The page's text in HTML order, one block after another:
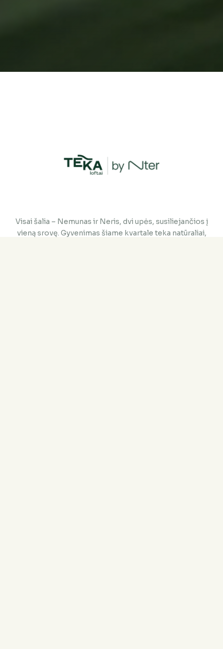
Visai šalia – Nemunas ir Neris, dvi upės, susiliejančios į
vieną srovę. Gyvenimas šiame kvartale teka natūraliai,